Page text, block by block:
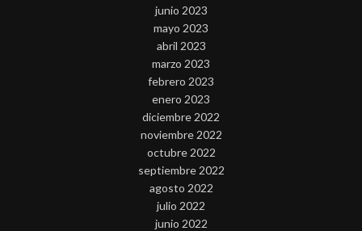
junio 2023
mayo 2023
abril 2023
marzo 2023
febrero 2023
enero 2023
diciembre 2022
noviembre 2022
octubre 2022
septiembre 2022
agosto 2022
julio 2022
junio 2022